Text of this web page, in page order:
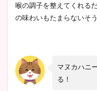
喉の調子を整えてくれる
の味わいもたまらないそう
マヌカハニ
る！